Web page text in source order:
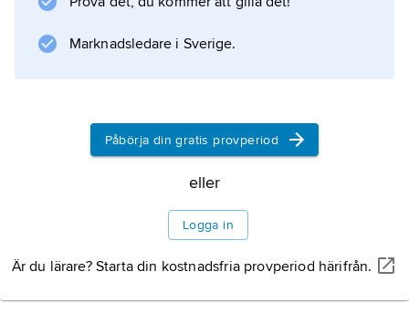
Marknadsledare i Sverige.
Påbörja din gratis provperiod
eller
Logga in
Är du lärare? Starta din kostnadsfria provperiod härifrån.